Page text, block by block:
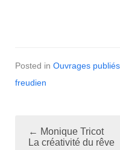
Posted in Ouvrages
freudien
← Monique Tricot
La créativité du rêve